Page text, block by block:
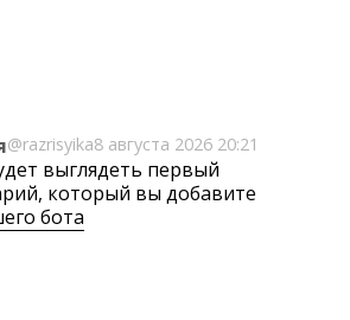
@razrisyika8 августа 2026 20:21
выглядеть первый
который вы добавите
бота